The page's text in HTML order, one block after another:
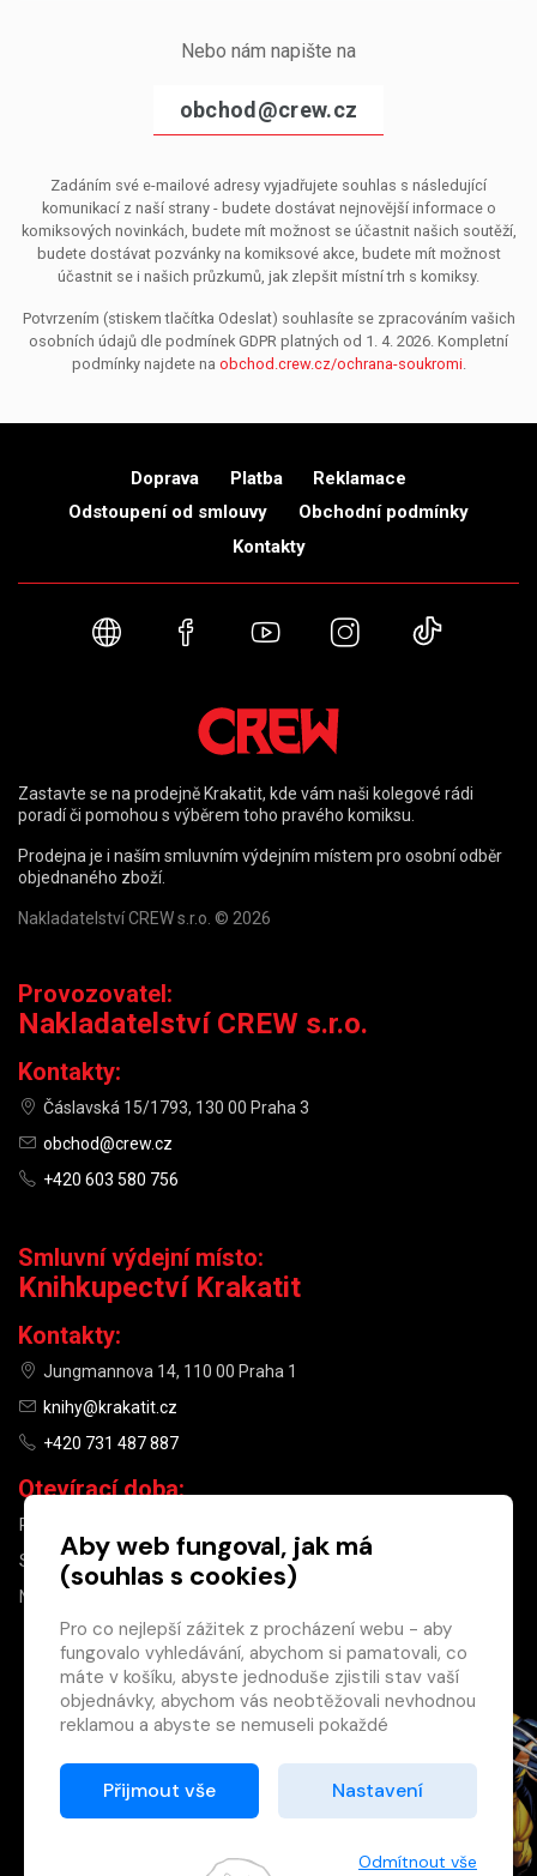
Nebo nám napište na
obchod@crew.cz
Zadáním své e-mailové adresy vyjadřujete souhlas s následující
komunikací z naší strany - budete dostávat nejnovější informace o
komiksových novinkách, budete mít možnost se účastnit našich soutěží,
budete dostávat pozvánky na komiksové akce, budete mít možnost
účastnit se i našich průzkumů, jak zlepšit místní trh s komiksy.
Potvrzením (stiskem tlačítka Odeslat) souhlasíte se zpracováním vašich
osobních údajů dle podmínek GDPR platných od 1. 4. 2026. Kompletní
podmínky najdete na obchod.crew.cz/ochrana-soukromi.
×
Máte u nás již
registrovaný
účet?
Registrací získáte slevu
na zboží ve výši 15 %
Doprava Platba
Reklamace
Odstoupení od smlouvy
Obchodní podmínky
Kontakty
Webové stránky
FacebookYouTubeInstagram
Zastavte se na prodejně Krakatit, kde vám naši kolegové rádi
poradí či pomohou s výběrem toho pravého komiksu.
Prodejna je i naším smluvním výdejním místem pro osobní odběr
objednaného zboží.
Nakladatelství CREW s.r.o. © 2026
Provozovatel:
Nakladatelství CREW s.r.o.
Kontakty:
Čáslavská 15/1793, 130 00 Praha 3
obchod@crew.cz
+420 603 580 756
Smluvní výdejní místo:
Knihkupectví Krakatit
Kontakty:
Jungmannova 14, 110 00 Praha 1
knihy@krakatit.cz
+420 731 487 887
Otevírací doba:
PO–PÁ
SO
10:00–13:00
NE
Aby web fungoval, jak má
(souhlas s cookies)
Pro co nejlepší zážitek z procházení webu - aby
fungovalo vyhledávání, abychom si pamatovali, co
máte v košíku, abyste jednoduše zjistili stav vaší
objednávky, abychom vás neobtěžovali nevhodnou
reklamou a abyste se nemuseli pokaždé
Proto od vás potřebujeme souhlas se
zpracováním souborů cookies
Děkujeme, že nám ho dáte a pomůžete nám tak
Přijmout vše Nastavení
Odmítnout vše